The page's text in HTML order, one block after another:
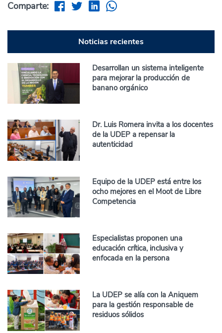
Comparte:
Noticias recientes
Desarrollan un sistema inteligente
para mejorar la producción de
banano orgánico
Dr. Luis Romera invita a los docentes
de la UDEP a repensar la
autenticidad
Equipo de la UDEP está entre los
ocho mejores en el Moot de Libre
Competencia
Especialistas proponen una
educación crítica, inclusiva y
enfocada en la persona
La UDEP se alía con la Aniquem
para la gestión responsable de
residuos sólidos